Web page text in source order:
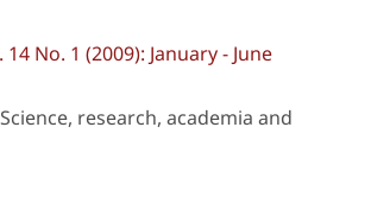
14 No. 1 (2009): January - June
Science, research, academia and